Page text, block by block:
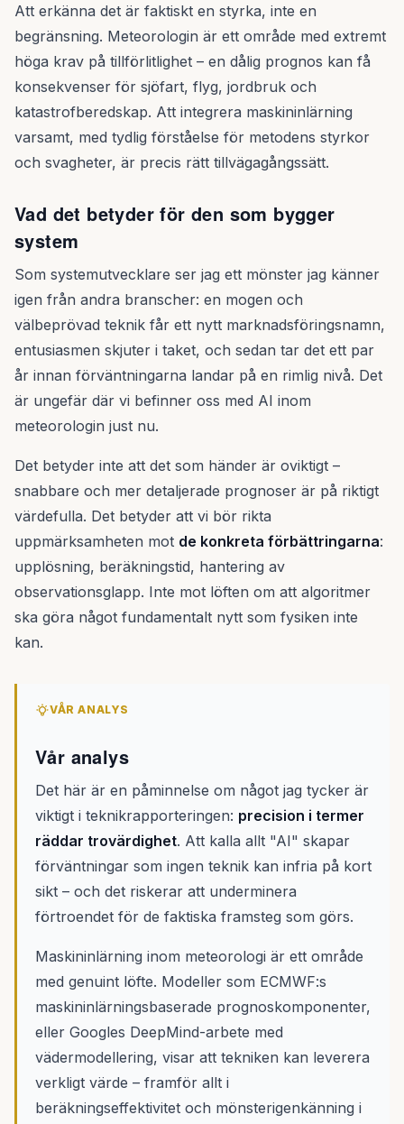
Att erkänna det är faktiskt en styrka, inte en
begränsning. Meteorologin är ett område med extremt
höga krav på tillförlitlighet – en dålig prognos kan få
konsekvenser för sjöfart, flyg, jordbruk och
katastrofberedskap. Att integrera maskininlärning
varsamt, med tydlig förståelse för metodens styrkor
och svagheter, är precis rätt tillvägagångssätt.
Vad det betyder för den som bygger
system
Som systemutvecklare ser jag ett mönster jag känner
igen från andra branscher: en mogen och
välbeprövad teknik får ett nytt marknadsföringsnamn,
entusiasmen skjuter i taket, och sedan tar det ett par
år innan förväntningarna landar på en rimlig nivå. Det
är ungefär där vi befinner oss med AI inom
meteorologin just nu.
Det betyder inte att det som händer är oviktigt –
snabbare och mer detaljerade prognoser är på riktigt
värdefulla. Det betyder att vi bör rikta
uppmärksamheten mot de konkreta förbättringarna:
upplösning, beräkningstid, hantering av
observationsglapp. Inte mot löften om att algoritmer
ska göra något fundamentalt nytt som fysiken inte
kan.
VÅR ANALYS
Vår analys
Det här är en påminnelse om något jag tycker är
viktigt i teknikrapporteringen: precision i termer
räddar trovärdighet. Att kalla allt "AI" skapar
förväntningar som ingen teknik kan infria på kort
sikt – och det riskerar att underminera
förtroendet för de faktiska framsteg som görs.
Maskininlärning inom meteorologi är ett område
med genuint löfte. Modeller som ECMWF:s
maskininlärningsbaserade prognoskomponenter,
eller Googles DeepMind-arbete med
vädermodellering, visar att tekniken kan leverera
verkligt värde – framför allt i
beräkningseffektivitet och mönsterigenkänning i